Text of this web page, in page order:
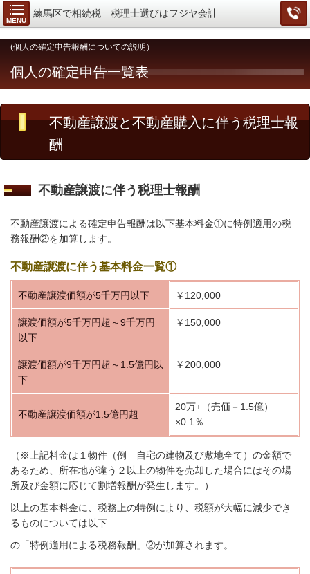
MENU
練馬区で相続税 税理士選びはフジヤ会計
(個人の確定申告報酬についての説明）
個人の確定申告一覧表
不動産譲渡と不動産購入に伴う税理士報
酬
不動産譲渡に伴う税理士報酬
不動産譲渡による確定申告報酬は以下基本料金①に特例適用の税
務報酬②を加算します。
不動産譲渡に伴う基本料金一覧①
不動産譲渡価額が5千万円以下 ￥120,000
譲渡価額が5千万円超～9千万円
以下
￥150,000
譲渡価額が9千万円超～1.5億円以
下
￥200,000
不動産譲渡価額が1.5億円超
20万+（売価－1.5億）
×0.1％
（※上記料金は１物件（例 自宅の建物及び敷地全て）の金額で
あるため、所在地が違う２以上の物件を売却した場合にはその場
所及び金額に応じて割増報酬が発生します。）
以上の基本料金に、税務上の特例により、税額が大幅に減少でき
るものについては以下
の「特例適用による税務報酬」②が加算されます。